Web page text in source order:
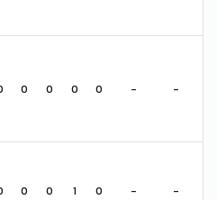
0 0 0 0 - -
0 0 1 0 - -